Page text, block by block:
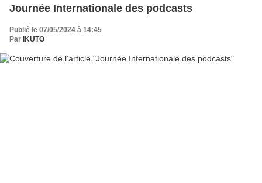
Journée Internationale des podcasts
Publié le 07/05/2024 à 14:45
Par IKUTO